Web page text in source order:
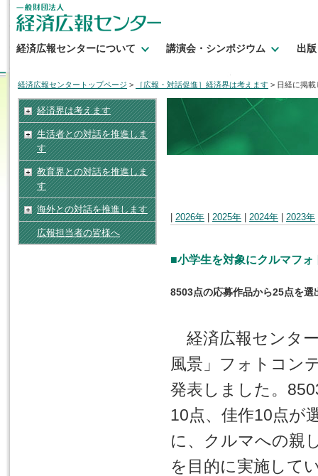
経済広報センターについて 講演会・シンポジウム 出
経済広報センタートップページ > ［広報・対話促進］経済界は考えます > 日経に掲載
経済界は考えます
生活者との対話を推進しま
す
教育界との対話を推進しま
す
海外との対話を推進します
広報担当者の皆様へ
2026年 2025年 2024年 2023年
■小学生を対象にクルマフォ
8503点の応募作品から25点を選
経済広報センタ
風景」フォトコン
発表しました。
10点、佳作10点が
に、クルマへの親
を目的に実施して